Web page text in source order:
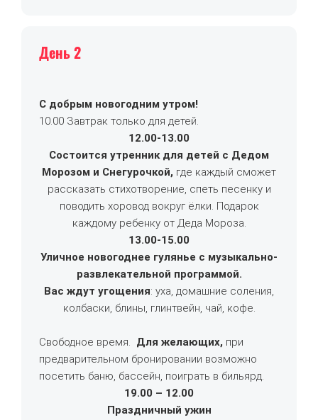
День 2
С добрым новогодним утром!
10.00 Завтрак только для детей.
12.00-13.00
Состоится утренник для детей с Дедом
Морозом и Снегурочкой, где каждый сможет
рассказать стихотворение, спеть песенку и
поводить хоровод вокруг ёлки. Подарок
каждому ребенку от Деда Мороза.
13.00-15.00
Уличное новогоднее гулянье с музыкально-
развлекательной программой.
Вас ждут угощения: уха, домашние соления,
колбаски, блины, глинтвейн, чай, кофе.
Свободное время. Для желающих, при
предварительном бронировании возможно
посетить баню, бассейн, поиграть в бильярд.
19.00 – 12.00
Праздничный ужин